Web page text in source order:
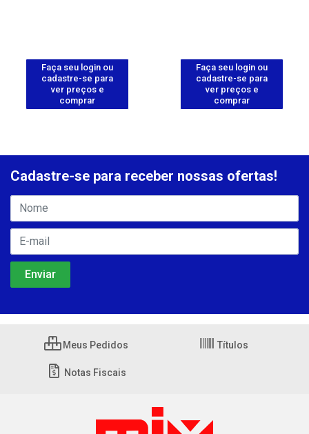
Faça seu login ou
cadastre-se para
ver preços e
comprar
Faça seu login ou
cadastre-se para
ver preços e
comprar
Cadastre-se para receber nossas ofertas!
Meus Pedidos Títulos
Notas Fiscais